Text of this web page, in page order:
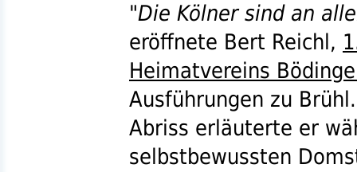
"Die Kölner sind an
eröffnete Bert Reichl,
Heimatvereins
Ausführungen zu
Abriss erläuterte er
selbstbewussten